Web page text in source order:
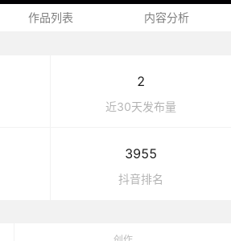
作品列表 内容分析
2
近30天发布量
3955
抖音排名